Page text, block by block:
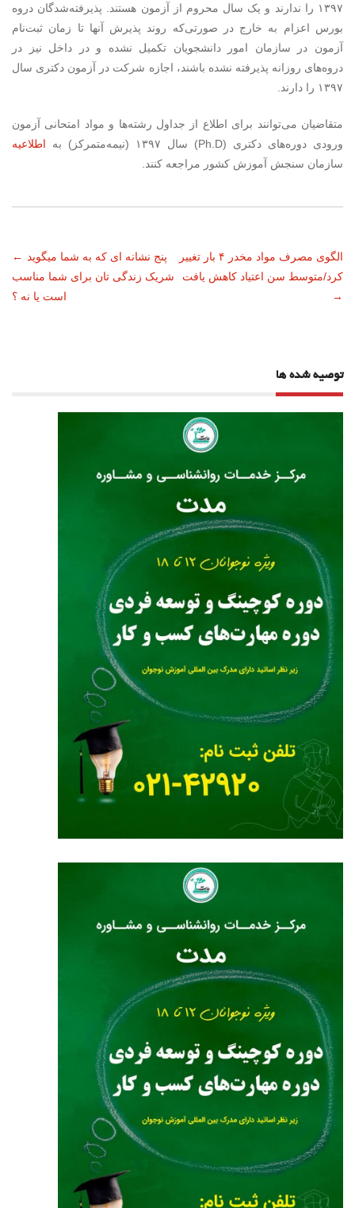
۱۳۹۷ را ندارند و یک سال محروم از آزمون هستند. پذیرفته‌شدگان دروه
بورس اعزام به خارج در صورتی‌که روند پذیرش آنها تا زمان ثبت‌نام
آزمون در سازمان امور دانشجویان تکمیل نشده و در داخل نیز در
دروه‌های روزانه پذیرفته نشده باشند، اجازه شرکت در آزمون دکتری سال
۱۳۹۷ را دارند.
متقاضیان می‌توانند برای اطلاع از جداول رشته‌ها و مواد امتحانی آزمون
ورودی دوره‌های دکتری (Ph.D) سال ۱۳۹۷ (نیمه‌متمرکز) به
اطلاعیه
سازمان سنجش آموزش کشور مراجعه کنند.
ناوبری
نوشته
← پنج نشانه ای که به شما میگوید
شریک زندگی تان برای شما مناسب
است یا نه ؟
الگوی مصرف مواد مخدر ۴ بار تغییر
کرد/متوسط سن اعتیاد کاهش یافت
→
توصیه شده ها